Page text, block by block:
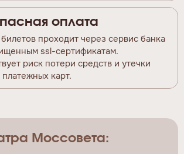
оплата
проходит через сервис банка
ssl-сертификатам.
риск потери средств и утечки
карт.
Моссовета: